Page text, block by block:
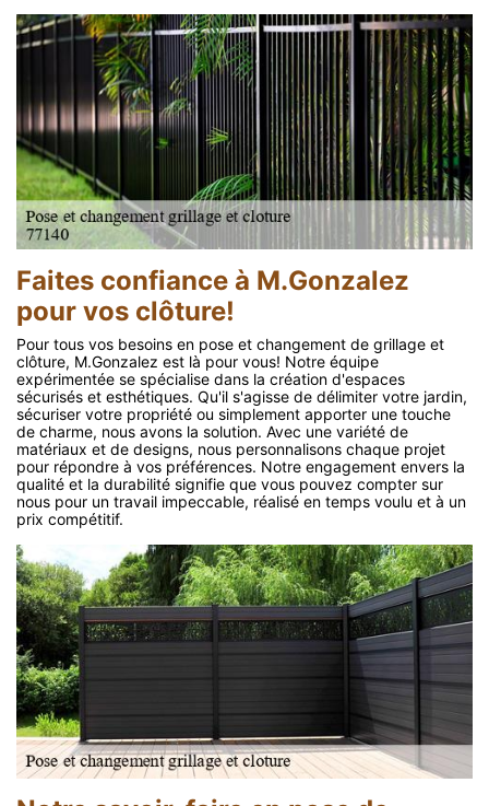
Faites confiance à M.Gonzalez
pour vos clôture!
Pour tous vos besoins en pose et changement de grillage et
clôture, M.Gonzalez est là pour vous! Notre équipe
expérimentée se spécialise dans la création d'espaces
sécurisés et esthétiques. Qu'il s'agisse de délimiter votre jardin,
sécuriser votre propriété ou simplement apporter une touche
de charme, nous avons la solution. Avec une variété de
matériaux et de designs, nous personnalisons chaque projet
pour répondre à vos préférences. Notre engagement envers la
qualité et la durabilité signifie que vous pouvez compter sur
nous pour un travail impeccable, réalisé en temps voulu et à un
prix compétitif.